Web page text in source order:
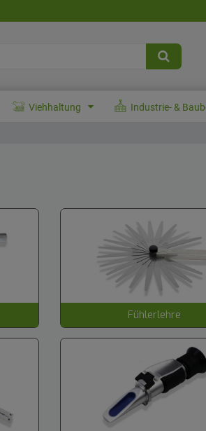
Viehhaltung Industrie- &
Fühlerlehre